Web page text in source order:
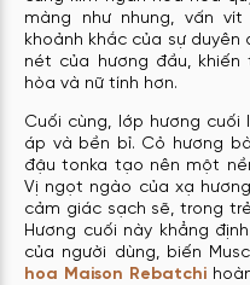
màng như nhung, vấn
khoảnh khắc của sự duyên
nét của hương đầu,
hòa và nữ tính hơn.
Cuối cùng, lớp hương
áp và bền bỉ. Cỏ hương
đậu tonka tạo nên một
Vị ngọt ngào của xạ
cảm giác sạch sẽ, trong
Hương cuối này khẳng
của người dùng, biến
hoa Maison Rebatchi